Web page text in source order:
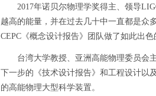
2017年诺贝尔物理学奖得主、领导
越高的能量，并在过去几十中一直都是众
CEPC《概念设计报告》团队做了如此出色
台湾大学教授、亚洲高能物理委员会主
下一步的《技术设计报告》和工程设计以
的高能物理大型科学装置。